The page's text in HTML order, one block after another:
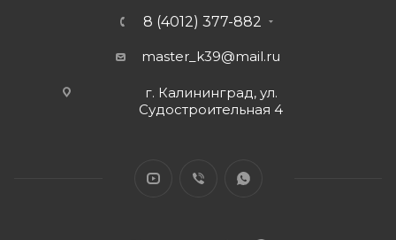
8 (4012) 377-882
master_k39@mail.ru
г. Калининград, ул.
Судостроительная 4